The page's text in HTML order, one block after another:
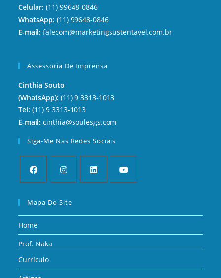
Celular: (11) 99648-0846
WhatsApp: (11) 99648-0846
E-mail: falecom@marketingsustentavel.com.br
Assessoria De Imprensa
Cinthia Souto
(WhatsApp):(11) 9 3313-1013
Tel:(11) 9 3313-1013
E-mail: cinthia@soulesgs.com
Siga-Me Nas Redes Sociais
Mapa Do Site
Home
Prof. Naka
Currículo